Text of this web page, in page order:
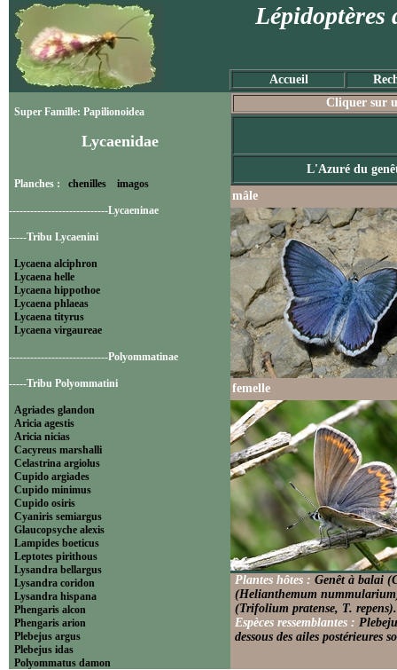
Lépidoptères
Accueil
Super Famille: Papilionoidea
Lycaenidae
Planches : chenilles imagos
----------------------------Lycaeninae
-----Tribu Lycaenini
Lycaena alciphron
Lycaena helle
Lycaena hippothoe
Lycaena phlaeas
Lycaena tityrus
Lycaena virgaureae
----------------------------Polyommatinae
-----Tribu Polyommatini
Agriades glandon
Aricia agestis
Aricia nicias
Cacyreus marshalli
Celastrina argiolus
Cupido argiades
Cupido minimus
Cupido osiris
Cyaniris semiargus
Glaucopsyche alexis
Lampides boeticus
Leptotes pirithous
Lysandra bellargus
Lysandra coridon
Lysandra hispana
Phengaris alcon
Phengaris arion
Plebejus argus
Plebejus idas
Polyommatus damon
Cliquer sur
L'Azuré du
mâle
femelle
Plantes hôtes : Genêt à balai
(Helianthemum
(Trifolium pratense, T. repens).
Espèces ressemblantes :
dessous des ailes postérieures